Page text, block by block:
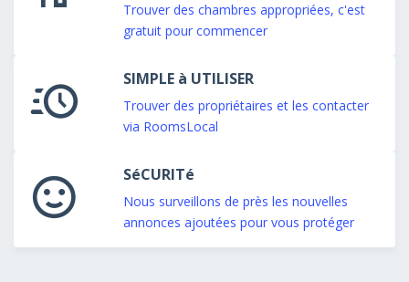
Trouver des chambres appropriées, c'est
gratuit pour commencer
SIMPLE à UTILISER
Trouver des propriétaires et les contacter
via RoomsLocal
SéCURITé
Nous surveillons de près les nouvelles
annonces ajoutées pour vous protéger